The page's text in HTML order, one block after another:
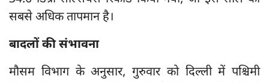
सबसे अधिक तापमान है।
बादलों की संभावना
मौसम विभाग के अनुसार, गुरुवार को दिल्ली में पश्चिमी